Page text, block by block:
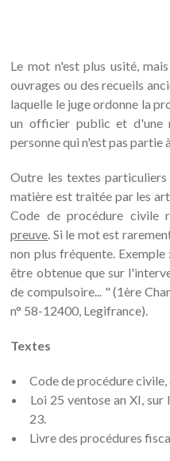
Le mot n'est plus usité,
ouvrages ou des recueils
laquelle le juge ordonne la
un officier public et d'une
personne qui n'est pas partie
Outre les textes
matière est traitée par les
Code de procédure civile
preuve. Si le mot est
non plus fréquente.
être obtenue que sur
de compulsoire... " (1ère
n° 58-12400, Legifrance).
Textes
Code de procédure
Loi 25 ventose an XI,
23.
Livre des procédures